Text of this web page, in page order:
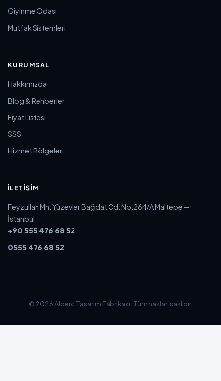
Giyinme Odası
Mutfak Sistemleri
KURUMSAL
Hakkımızda
Blog & Rehberler
Fiyat Listesi
SSS
Hizmet Bölgeleri
İLETIŞIM
Feyzullah Mh. Yüzevler Bağdat Cd. No:264/A Maltepe —
İstanbul
+90 555 476 68 52
0555 476 68 52
© 2026 Albero Tasarım Fabrikası. Tüm hakları saklıdır.